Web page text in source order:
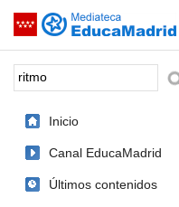
Saltar navegación
Palabra o frase:
Inicio
Canal EducaMadrid
Últimos contenidos